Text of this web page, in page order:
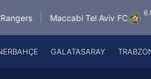
Maccabi Tel Aviv FC
6.8.2026 - Per
19:00
GALATASARAY